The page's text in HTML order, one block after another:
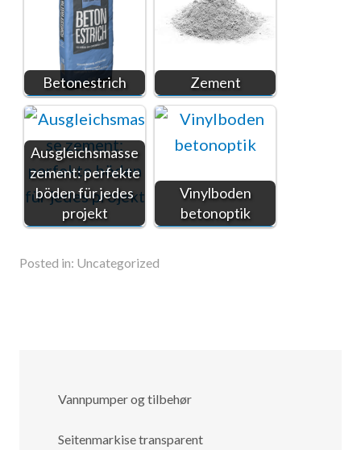
Betonestrich Zement
Ausgleichsmasse
zement: perfekte
böden für jedes
projekt
Vinylboden
betonoptik
Posted in: Uncategorized
Vannpumper og tilbehør
Seitenmarkise transparent